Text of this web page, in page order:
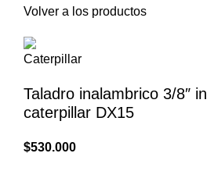
Volver a los productos
Taladro inalambrico 3/8″
caterpillar DX15
$530.000